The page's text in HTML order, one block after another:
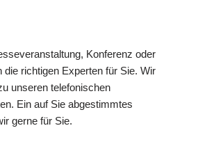
Konferenz oder
die richtigen Experten für Sie. Wir
unseren telefonischen
Ein auf Sie abgestimmtes
gerne für Sie.